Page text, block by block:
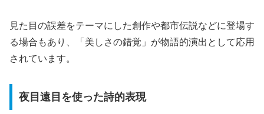
見た目の誤差をテーマにした創作や都市伝説などに登場す
る場合もあり、「美しさの錯覚」が物語的演出として応用
されています。
夜目遠目を使った詩的表現